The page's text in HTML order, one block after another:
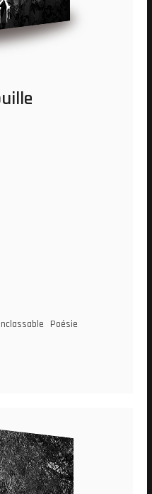
inclassable
Poésie